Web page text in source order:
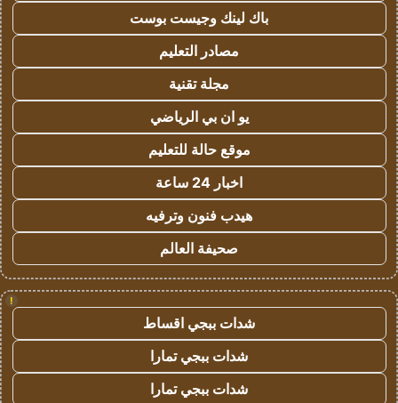
باك لينك وجيست بوست
مصادر التعليم
مجلة تقنية
يو ان بي الرياضي
موقع حالة للتعليم
اخبار 24 ساعة
هيدب فنون وترفيه
صحيفة العالم
!
شدات ببجي اقساط
شدات ببجي تمارا
شدات ببجي تمارا